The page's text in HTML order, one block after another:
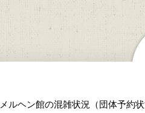
メルヘン館の混雑状況（団体予約